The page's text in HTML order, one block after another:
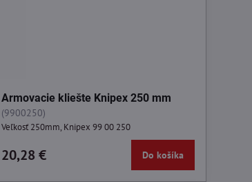
Armovacie kliešte Knipex 250 mm
(9900250)
Veľkosť 250mm, Knipex 99 00 250
20,28 € Do košíka